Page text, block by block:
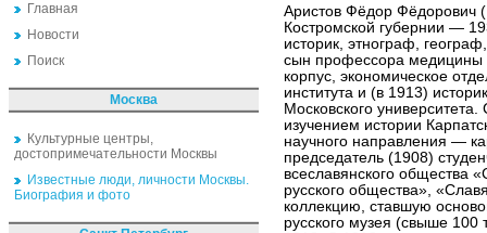
Главная
Новости
Поиск
Москва
Культурные центры,
достопримечательности Москвы
Известные люди, личности Москвы.
Биография и фото
Аристов Фёдор Фёдорович
Костромской губернии —
историк, этнограф,
сын профессора медицины
корпус, экономическое
института и (в 1913)
Московского
изучением истории
научного направления —
председатель (1908)
всеславянского общества
русского общества»,
коллекцию, ставшую
русского музея (свыше 100